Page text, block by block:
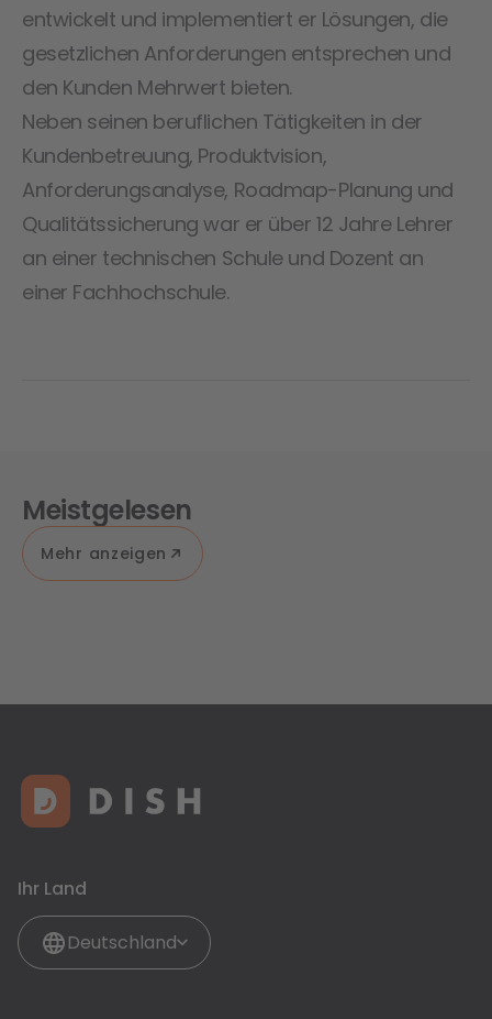
entwickelt und implementiert er Lösungen, die
gesetzlichen Anforderungen entsprechen und
den Kunden Mehrwert bieten.
Neben seinen beruflichen Tätigkeiten in der
Kundenbetreuung, Produktvision,
Anforderungsanalyse, Roadmap-Planung und
Qualitätssicherung war er über 12 Jahre Lehrer
an einer technischen Schule und Dozent an
einer Fachhochschule.
Meistgelesen
Mehr anzeigen
Ihr Land
Deutschland